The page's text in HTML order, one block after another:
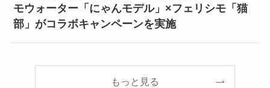
モウォーター「にゃんモデル」×フェリシモ「猫
部」がコラボキャンペーンを実施
もっと見る